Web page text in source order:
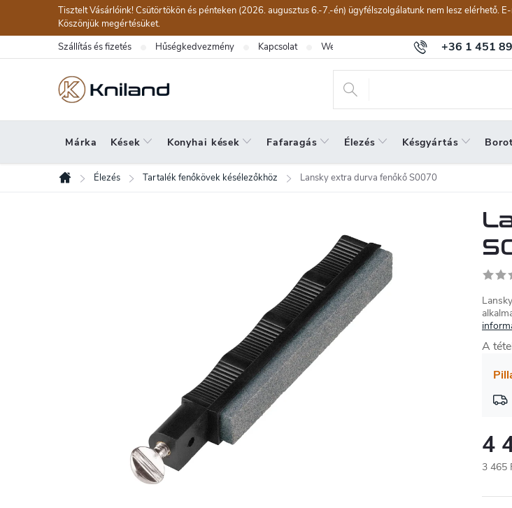
fő
tartalomhoz
Tisztelt Vásárlóink! Csütörtökön és pénteken (2026. augusztus 6.-7.-én) ügyfélszolgálatunk nem lesz elérhető.
Köszönjük megértésüket.
+36 1 451
Szállítás és fizetés Hűségkedvezmény Kapcsolat Webáruház értékelése Általános
Márka Kések Konyhai kések Fafaragás Élezés Késgyártás
Kezdőlap
Élezés Tartalék fenőkövek késélezőkhöz Lansky extra durva fenőkő S0070
A
4
3 465